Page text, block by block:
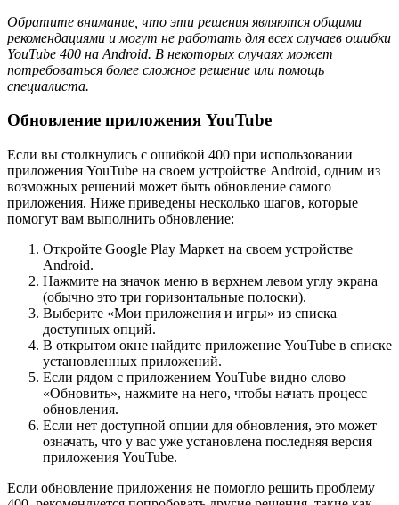
Обратите внимание, что эти решения являются общими
рекомендациями и могут не работать для всех случаев ошибки
YouTube 400 на Android. В некоторых случаях может
потребоваться более сложное решение или помощь
специалиста.
Обновление приложения YouTube
Если вы столкнулись с ошибкой 400 при использовании
приложения YouTube на своем устройстве Android, одним из
возможных решений может быть обновление самого
приложения. Ниже приведены несколько шагов, которые
помогут вам выполнить обновление:
Откройте Google Play Маркет на своем устройстве
Android.
Нажмите на значок меню в верхнем левом углу экрана
(обычно это три горизонтальные полоски).
Выберите «Мои приложения и игры» из списка
доступных опций.
В открытом окне найдите приложение YouTube в списке
установленных приложений.
Если рядом с приложением YouTube видно слово
«Обновить», нажмите на него, чтобы начать процесс
обновления.
Если нет доступной опции для обновления, это может
означать, что у вас уже установлена последняя версия
приложения YouTube.
Если обновление приложения не помогло решить проблему